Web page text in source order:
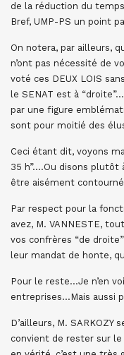
de la réduction du
Bref, UMP-PS un point
On notera, par ailleurs,
n’ont pas nécessité de
voté ces DEUX LOIS
le SENAT est à
par une figure
sont pour moitié des
Ceci étant dit, voyons
35 h”….Ou disons plutôt
être aisément
Par respect pour la
avez, M. VANNESTE,
vos confrères “de
leur mandat de honte,
Pour le reste…Je n’en
entreprises…Mais aussi
D’ailleurs, M.
convient de rester sur